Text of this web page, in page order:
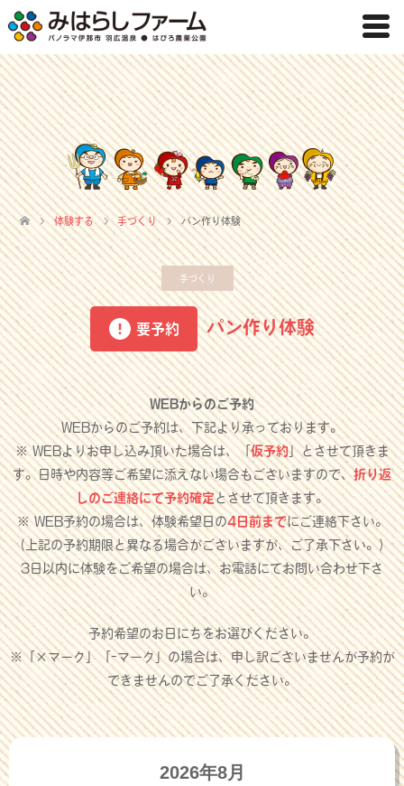
体験する 手づくり パン作り体験
手づくり
要予約 パン作り体験
WEBからのご予約
WEBからのご予約は、下記より承っております。
※ WEBよりお申し込み頂いた場合は、「仮予約」とさせて頂きま
す。日時や内容等ご希望に添えない場合もございますので、折り返
しのご連絡にて予約確定とさせて頂きます。
※ WEB予約の場合は、体験希望日の4日前までにご連絡下さい。
（上記の予約期限と異なる場合がございますが、ご了承下さい。）
3日以内に体験をご希望の場合は、お電話にてお問い合わせ下さ
い。
予約希望のお日にちをお選びください。
※「×マーク」「-マーク」の場合は、申し訳ございませんが予約が
できませんのでご了承ください。
2026年8月